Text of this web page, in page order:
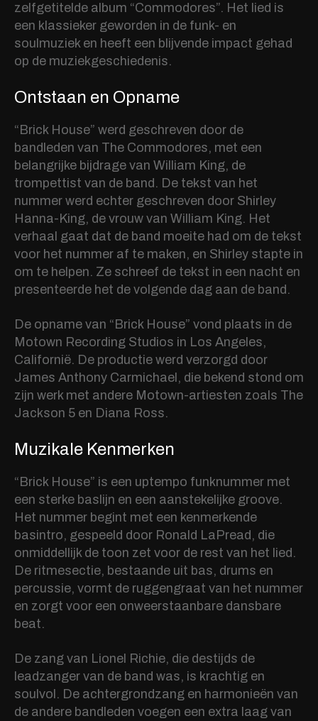
zelfgetitelde album “Commodores”. Het lied is
een klassieker geworden in de funk- en
soulmuziek en heeft een blijvende impact gehad
op de muziekgeschiedenis.
Ontstaan en Opname
“Brick House” werd geschreven door de
bandleden van The Commodores, met een
belangrijke bijdrage van William King, de
trompettist van de band. De tekst van het
nummer werd echter geschreven door Shirley
Hanna-King, de vrouw van William King. Het
verhaal gaat dat de band moeite had om de tekst
voor het nummer af te maken, en Shirley stapte in
om te helpen. Ze schreef de tekst in een nacht en
presenteerde het de volgende dag aan de band.
De opname van “Brick House” vond plaats in de
Motown Recording Studios in Los Angeles,
Californië. De productie werd verzorgd door
James Anthony Carmichael, die bekend stond om
zijn werk met andere Motown-artiesten zoals The
Jackson 5 en Diana Ross.
Muzikale Kenmerken
“Brick House” is een uptempo funknummer met
een sterke baslijn en een aanstekelijke groove.
Het nummer begint met een kenmerkende
basintro, gespeeld door Ronald LaPread, die
onmiddellijk de toon zet voor de rest van het lied.
De ritmesectie, bestaande uit bas, drums en
percussie, vormt de ruggengraat van het nummer
en zorgt voor een onweerstaanbare dansbare
beat.
De zang van Lionel Richie, die destijds de
leadzanger van de band was, is krachtig en
soulvol. De achtergrondzang en harmonieën van
de andere bandleden voegen een extra laag van